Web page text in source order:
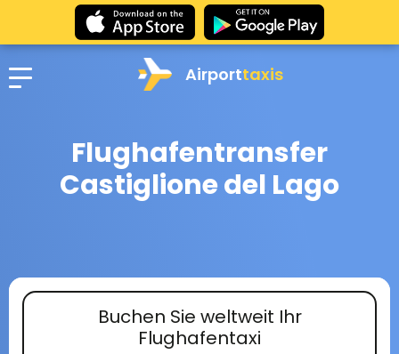
Airporttaxis
Flughafentransfer
Castiglione del Lago
Buchen Sie weltweit Ihr
Flughafentaxi